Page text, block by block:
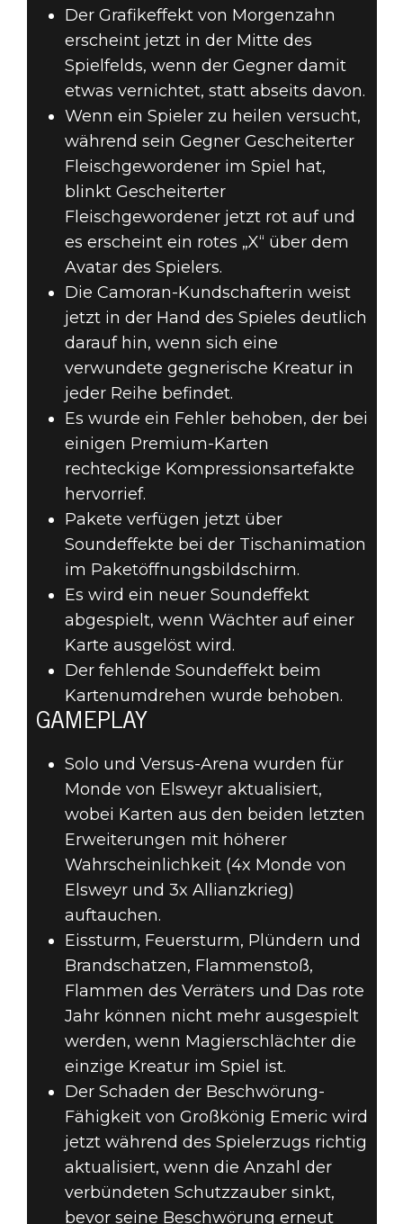
Der Grafikeffekt von Morgenzahn
erscheint jetzt in der Mitte des
Spielfelds, wenn der Gegner damit
etwas vernichtet, statt abseits davon.
Wenn ein Spieler zu heilen versucht,
während sein Gegner Gescheiterter
Fleischgewordener im Spiel hat,
blinkt Gescheiterter
Fleischgewordener jetzt rot auf und
es erscheint ein rotes „X“ über dem
Avatar des Spielers.
Die Camoran-Kundschafterin weist
jetzt in der Hand des Spieles deutlich
darauf hin, wenn sich eine
verwundete gegnerische Kreatur in
jeder Reihe befindet.
Es wurde ein Fehler behoben, der bei
einigen Premium-Karten
rechteckige Kompressionsartefakte
hervorrief.
Pakete verfügen jetzt über
Soundeffekte bei der Tischanimation
im Paketöffnungsbildschirm.
Es wird ein neuer Soundeffekt
abgespielt, wenn Wächter auf einer
Karte ausgelöst wird.
Der fehlende Soundeffekt beim
Kartenumdrehen wurde behoben.
GAMEPLAY
Solo und Versus-Arena wurden für
Monde von Elsweyr aktualisiert,
wobei Karten aus den beiden letzten
Erweiterungen mit höherer
Wahrscheinlichkeit (4x Monde von
Elsweyr und 3x Allianzkrieg)
auftauchen.
Eissturm, Feuersturm, Plündern und
Brandschatzen, Flammenstoß,
Flammen des Verräters und Das rote
Jahr können nicht mehr ausgespielt
werden, wenn Magierschlächter die
einzige Kreatur im Spiel ist.
Der Schaden der Beschwörung-
Fähigkeit von Großkönig Emeric wird
jetzt während des Spielerzugs richtig
aktualisiert, wenn die Anzahl der
verbündeten Schutzzauber sinkt,
bevor seine Beschwörung erneut